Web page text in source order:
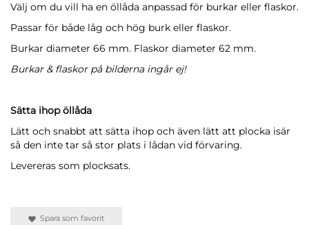
Välj om du vill ha en öllåda anpassad för burkar eller flaskor.
Passar för både låg och hög burk eller flaskor.
Burkar diameter 66 mm. Flaskor diameter 62 mm.
Burkar & flaskor på bilderna ingår ej!
Sätta ihop öllåda
Lätt och snabbt att sätta ihop och även lätt att plocka isär
så den inte tar så stor plats i lådan vid förvaring.
Levereras som plocksats.
Spara som favorit